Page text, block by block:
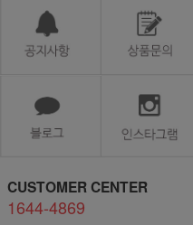
CUSTOMER CENTER
1644-4869